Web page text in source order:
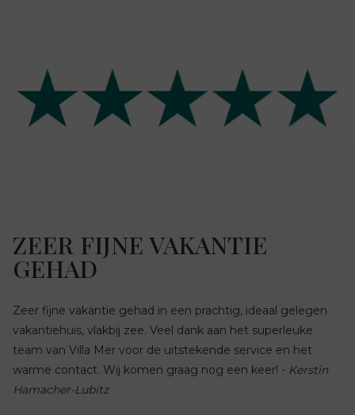
ZEER FIJNE VAKANTIE
GEHAD
Zeer fijne vakantie gehad in een prachtig, ideaal gelegen
vakantiehuis, vlakbij zee. Veel dank aan het superleuke
team van Villa Mer voor de uitstekende service en het
warme contact. Wij komen graag nog een keer! - Kerstin
Hamacher-Lubitz